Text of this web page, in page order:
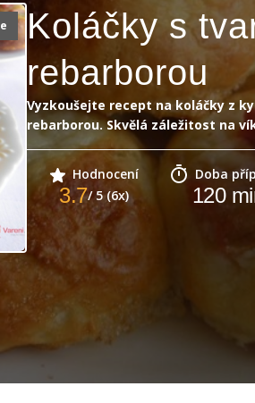
Koláčky s
rebarborou
Vyzkoušejte recept na koláčky z
rebarborou. Skvělá záležitost na
Hodnocení
3.7/ 5 (6x)
Doba
120